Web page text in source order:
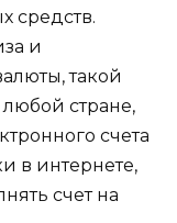
средств.
и
такой
любой стране,
счета
в интернете,
счет на